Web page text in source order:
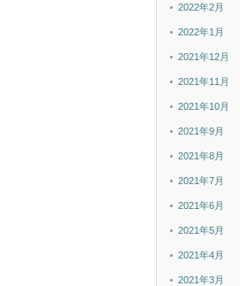
2022年2月
2022年1月
2021年12月
2021年11月
2021年10月
2021年9月
2021年8月
2021年7月
2021年6月
2021年5月
2021年4月
2021年3月